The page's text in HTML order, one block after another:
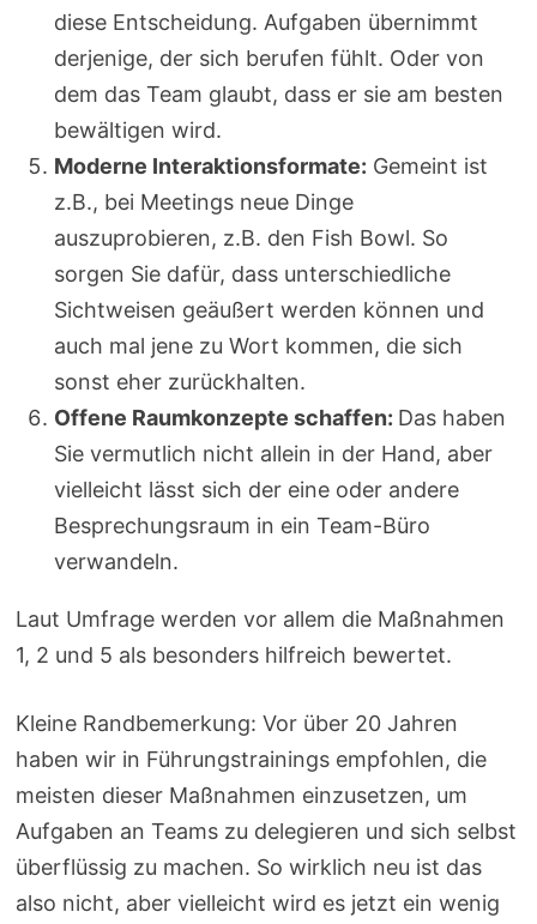
diese Entscheidung. Aufgaben übernimmt
derjenige, der sich berufen fühlt. Oder von
dem das Team glaubt, dass er sie am besten
bewältigen wird.
Moderne Interaktionsformate: Gemeint ist
z.B., bei Meetings neue Dinge
auszuprobieren, z.B. den Fish Bowl. So
sorgen Sie dafür, dass unterschiedliche
Sichtweisen geäußert werden können und
auch mal jene zu Wort kommen, die sich
sonst eher zurückhalten.
Offene Raumkonzepte schaffen: Das haben
Sie vermutlich nicht allein in der Hand, aber
vielleicht lässt sich der eine oder andere
Besprechungsraum in ein Team-Büro
verwandeln.
Laut Umfrage werden vor allem die Maßnahmen
1, 2 und 5 als besonders hilfreich bewertet.
Kleine Randbemerkung: Vor über 20 Jahren
haben wir in Führungstrainings empfohlen, die
meisten dieser Maßnahmen einzusetzen, um
Aufgaben an Teams zu delegieren und sich selbst
überflüssig zu machen. So wirklich neu ist das
also nicht, aber vielleicht wird es jetzt ein wenig